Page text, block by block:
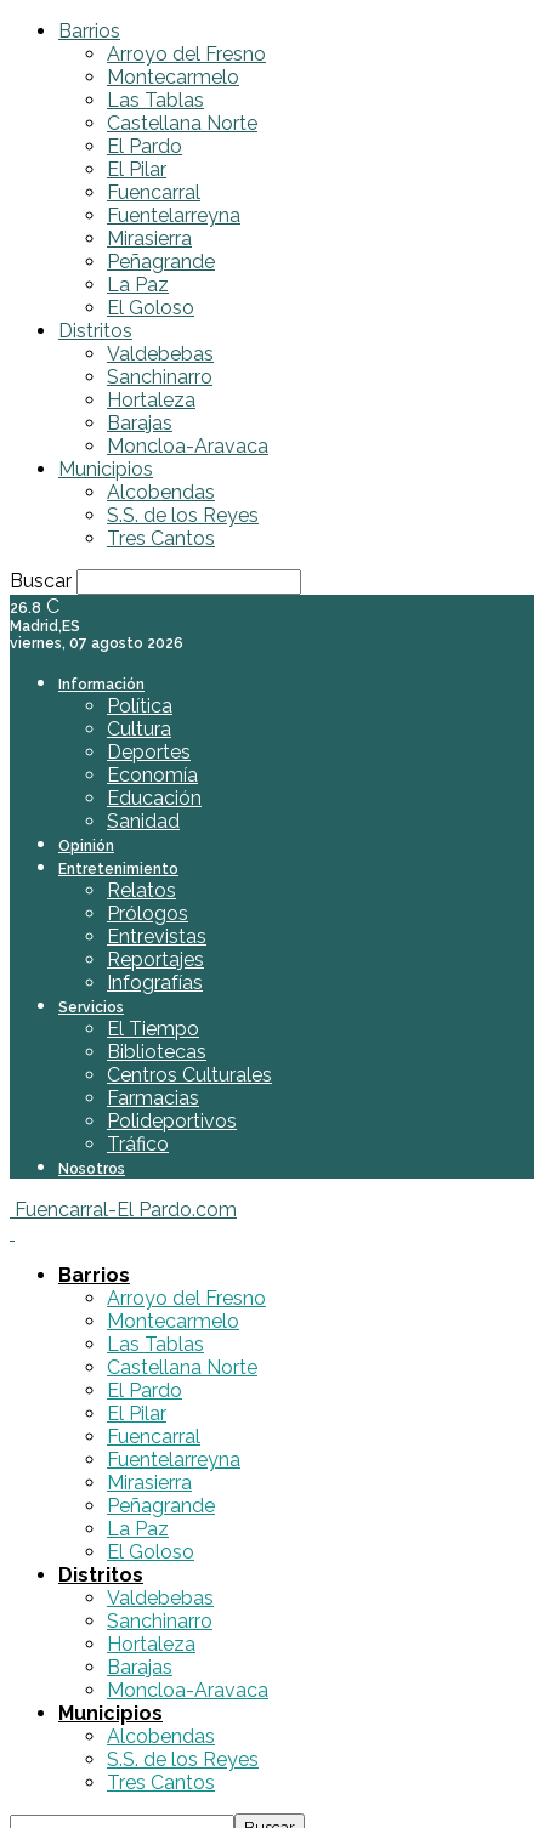
Barrios
Arroyo del Fresno
Montecarmelo
Las Tablas
Castellana Norte
El Pardo
El Pilar
Fuencarral
Fuentelarreyna
Mirasierra
Peñagrande
La Paz
El Goloso
Distritos
Valdebebas
Sanchinarro
Hortaleza
Barajas
Moncloa-Aravaca
Municipios
Alcobendas
S.S. de los Reyes
Tres Cantos
Buscar
26.8 C
Madrid,ES
viernes, 07 agosto 2026
Información
Política
Cultura
Deportes
Economía
Educación
Sanidad
Opinión
Entretenimiento
Relatos
Prólogos
Entrevistas
Reportajes
Infografías
Servicios
El Tiempo
Bibliotecas
Centros Culturales
Farmacias
Polideportivos
Tráfico
Nosotros
Fuencarral-El Pardo.com
Barrios
Arroyo del Fresno
Montecarmelo
Las Tablas
Castellana Norte
El Pardo
El Pilar
Fuencarral
Fuentelarreyna
Mirasierra
Peñagrande
La Paz
El Goloso
Distritos
Valdebebas
Sanchinarro
Hortaleza
Barajas
Moncloa-Aravaca
Municipios
Alcobendas
S.S. de los Reyes
Tres Cantos